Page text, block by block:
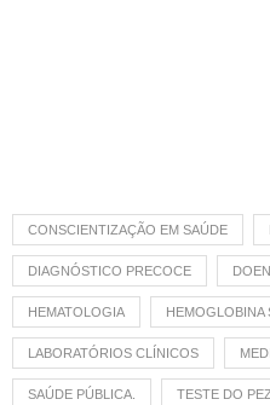
CONSCIENTIZAÇÃO EM SAÚDE
DIAGNÓSTICO PRECOCE
HEMATOLOGIA HEMOGLOBINA
LABORATÓRIOS CLÍNICOS
SAÚDE PÚBLICA. TESTE DO